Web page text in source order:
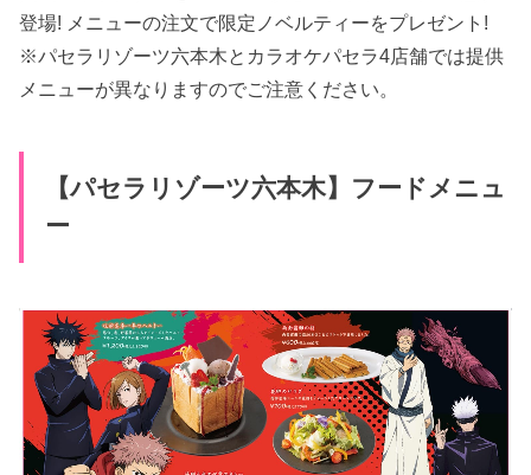
登場! メニューの注文で限定ノベルティーをプレゼント!
※パセラリゾーツ六本木とカラオケパセラ4店舗では提供
メニューが異なりますのでご注意ください。
【パセラリゾーツ六本木】フードメニュ
ー